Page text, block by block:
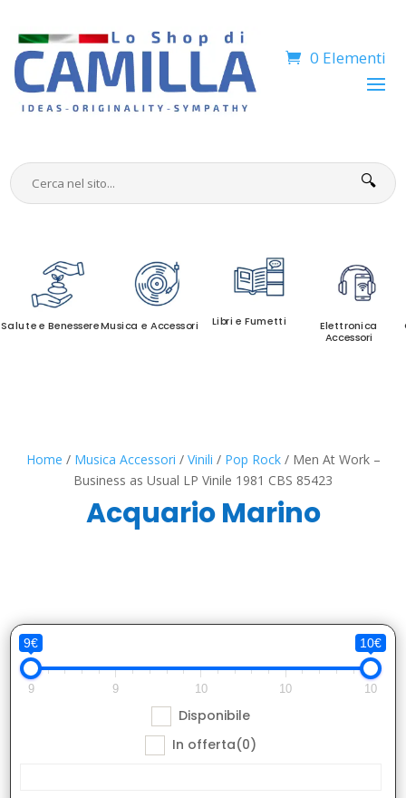
0 Elementi
🔍
Salute e BenessereMusica e Accessori Libri e Fumetti
Elettronica
Accessori
Home / Musica Accessori / Vinili / Pop Rock/ Men At Work –
Business as Usual LP Vinile 1981 CBS 85423
Acquario Marino
9€ 10€
9 9 10 10 10
Disponibile
In offerta(0)